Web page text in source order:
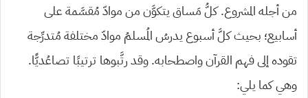
من أجله المشروع. كلُّ مَساق يتكوَّن من موادّ مُقسَّمة على
أسابيع؛ بحيث كلَّ أسبوع يدرسُ المُسلمُ موادّ مختلفة مُتدرِّجة
تقوده إلى فهم القرآن واصطحابه. وقد رتَّبوها ترتيبًا تصاعُديًّا.
وهي كما يلي: